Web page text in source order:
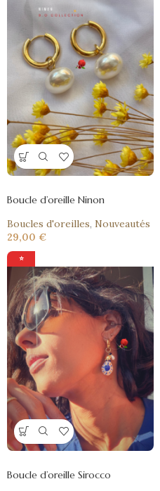
Boucle d’oreille Ninon
Boucles d'oreilles, Nouveautés
29,00 €
⭐
Boucle d’oreille Sirocco